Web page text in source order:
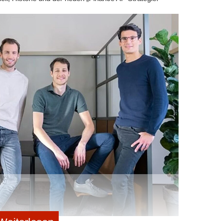
liegt, plant NexDash bereits die nächste
datengetriebene Transportlösungen auf Basis der
sollen. Ziel ist der Aufbau einer skalierbaren und
Generation des europäischen Güterverkehrs.
dem Erwerb und der Integration kleinerer
der ersten Elektro-Lkw sowie der Weiterentwicklung
dienen. Zudem sollen die Mittel in den
der betrieblichen Effizienz und den Teamausbau
Logistiknetzwerk von NexDash europaweit zu
eintragen